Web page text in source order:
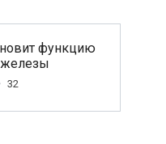
функцию
32